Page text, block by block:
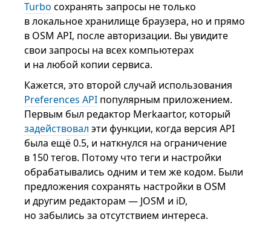
Turbo сохранять запросы не только
в локальное хранилище браузера, но и прямо
в OSM API, после авторизации. Вы увидите
свои запросы на всех компьютерах
и на любой копии сервиса.
Кажется, это второй случай использования
Preferences API популярным приложением.
Первым был редактор Merkaartor, который
задействовал эти функции, когда версия API
была ещё 0.5, и наткнулся на ограничение
в 150 тегов. Потому что теги и настройки
обрабатывались одним и тем же кодом. Были
предложения сохранять настройки в OSM
и другим редакторам — JOSM и iD,
но забылись за отсутствием интереса.